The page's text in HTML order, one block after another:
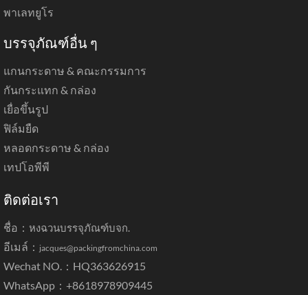
พาเลทยูโร
บรรจุภัณฑ์อื่น ๆ
แกนกระดาษ & คณะกรรมการ
กันกระแทก & กล่อง
เยื่อขึ้นรูป
ฟิล์มยืด
หลอดกระดาษ & กล่อง
เทปโอพีพี
ติดต่อเรา
ชื่อ： หงฉวนบรรจุภัณฑ์บจก.
อีเมล์： jacques@packingfromchina.com
Wechat NO.：HQ363626915
WhatsApp： +8618978909445